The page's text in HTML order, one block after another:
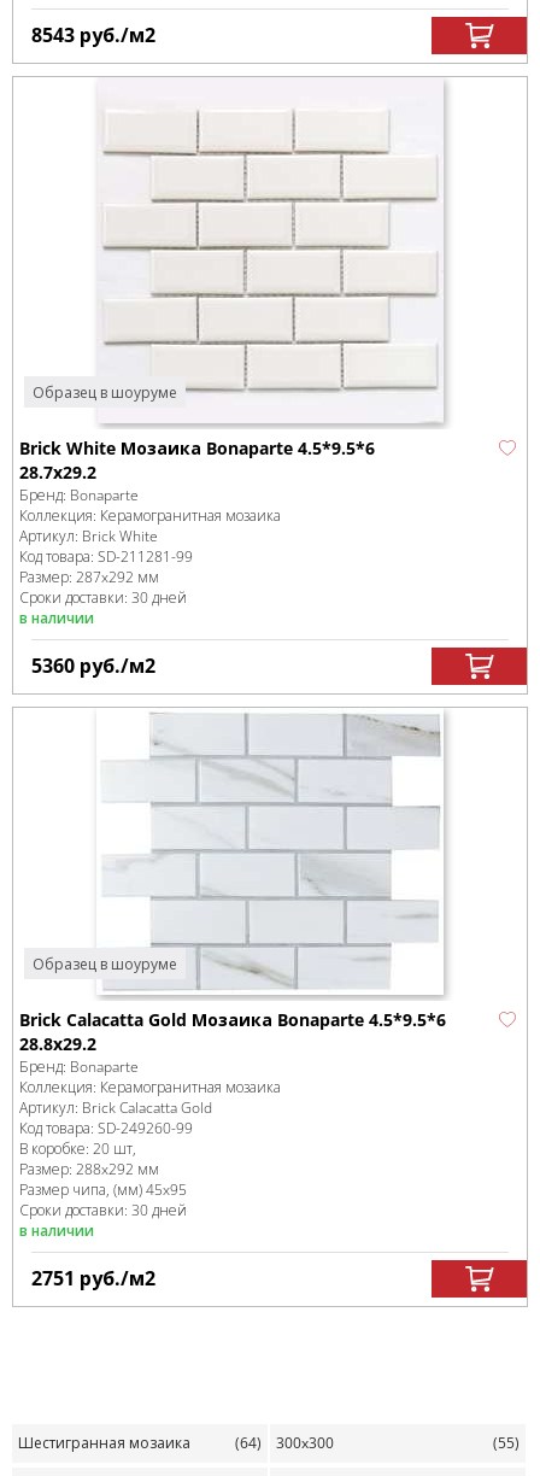
8543 руб./м2
Образец в шоуруме
Brick White Мозаика Bonaparte 4.5*9.5*6
28.7x29.2
Бренд: Bonaparte
Коллекция: Керамогранитная мозаика
Артикул: Brick White
Код товара: SD-211281-99
Размер: 287x292 мм
Сроки доставки: 30 дней
в наличии
5360 руб./м2
Образец в шоуруме
Brick Calacatta Gold Мозаика Bonaparte 4.5*9.5*6
28.8x29.2
Бренд: Bonaparte
Коллекция: Керамогранитная мозаика
Артикул: Brick Calacatta Gold
Код товара: SD-249260-99
В коробке: 20 шт,
Размер: 288x292 мм
Размер чипа, (мм)45x95
Сроки доставки: 30 дней
в наличии
2751 руб./м2
Шестигранная мозаика (64) 300x300 (55)